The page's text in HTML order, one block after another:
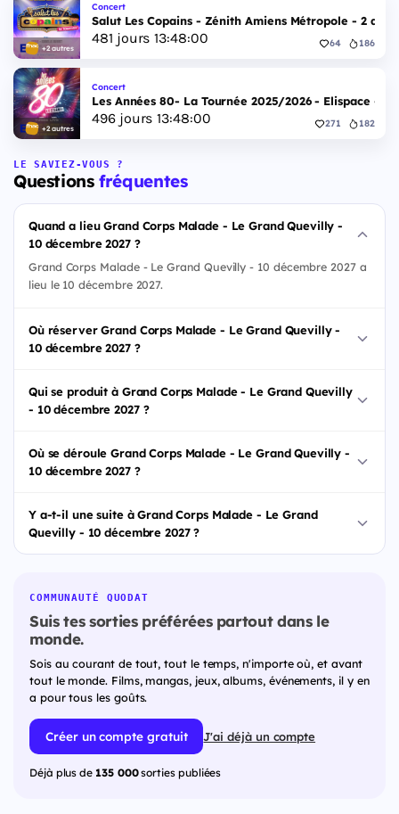
+2 autres
Concert
Salut Les Copains - Zénith Amiens Métropole - 2
481 jours 13:47:59 64 186
+2 autres
Concert
Les Années 80- La Tournée 2025/2026 - Elispace -
496jours 13:47:59 271 182
LE SAVIEZ-VOUS ?
Questionsfréquentes
Quand a lieu Grand Corps Malade - Le Grand Quevilly -
10 décembre 2027 ?
Grand Corps Malade - Le Grand Quevilly - 10 décembre 2027 a
lieu le 10 décembre 2027.
Où réserver Grand Corps Malade - Le Grand Quevilly -
10 décembre 2027 ?
Qui se produit à Grand Corps Malade - Le Grand Quevilly
- 10 décembre 2027 ?
Où se déroule Grand Corps Malade - Le Grand Quevilly -
10 décembre 2027 ?
Y a-t-il une suite à Grand Corps Malade - Le Grand
Quevilly - 10 décembre 2027 ?
COMMUNAUTÉ QUODAT
Suis tes sorties préférées partout dans le
monde.
Sois au courant de tout, tout le temps, n'importe où, et avant
tout le monde. Films, mangas, jeux, albums, événements, il y en
a pour tous les goûts.
Créer un compte gratuit J'ai déjà un compte
Déjà plus de 135 000sorties publiées